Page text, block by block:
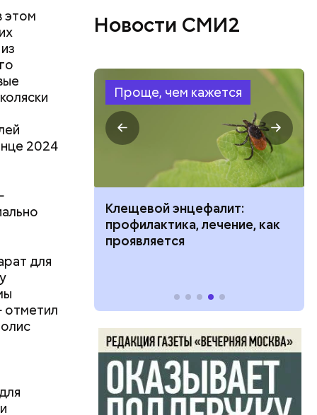
этом
2024
для
отметил
по
Новости СМИ2
Проще, чем кажется
развитие
Клещевой энцефалит:
профилактика, лечение, как
проявляется